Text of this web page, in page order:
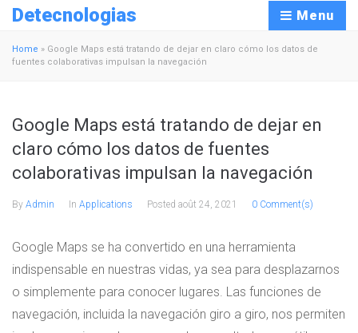
Detecnologias Menu
Home » Google Maps está tratando de dejar en claro cómo los datos de
fuentes colaborativas impulsan la navegación
Google Maps está tratando de dejar en
claro cómo los datos de fuentes
colaborativas impulsan la navegación
By Admin In Applications Posted août 24, 2021 0 Comment(s)
Google Maps se ha convertido en una herramienta
indispensable en nuestras vidas, ya sea para desplazarnos
o simplemente para conocer lugares. Las funciones de
navegación, incluida la navegación giro a giro, nos permiten